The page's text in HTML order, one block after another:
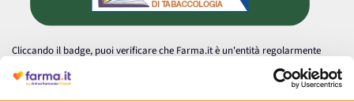
Cliccando il badge, puoi verificare che Farma.it è un'entità regolarmente
autorizzata dal Ministero della Salute a effettuare la vendita online di
medicinali.